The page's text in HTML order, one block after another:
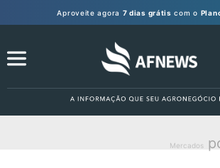
Aproveite agora 7 dias grátis com o
Mercados